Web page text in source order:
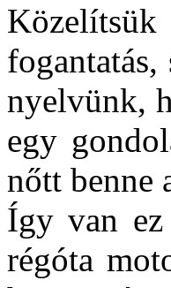
nyelvünk,
egy
nőtt benne
Így van ez
régóta